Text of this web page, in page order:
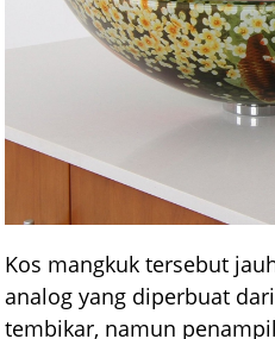
Kos mangkuk tersebut
analog yang diperbuat
tembikar, namun